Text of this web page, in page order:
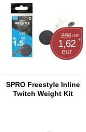
2,50 UVP
1,62 *
eur
SPRO Freestyle Inline
Twitch Weight Kit